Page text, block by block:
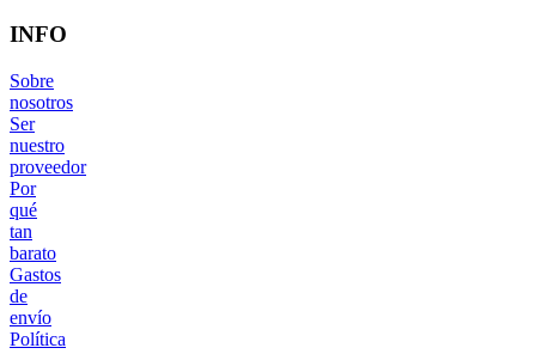
INFO
Sobre
nosotros
Ser
nuestro
proveedor
Por
qué
tan
barato
Gastos
de
envío
Política